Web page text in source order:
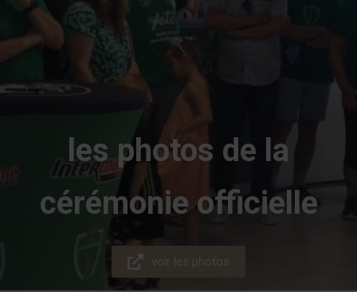
les photos de la
cérémonie officielle
voir les photos